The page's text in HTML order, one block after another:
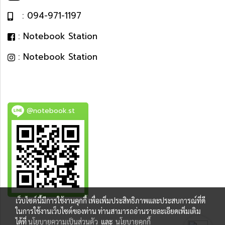
: 094-971-1197
: Notebook Station
: Notebook Station
@notebook.st
BEST DEAL
เว็บไซต์นี้มีการใช้งานคุกกี้ เพื่อเพิ่มประสิทธิภาพและประสบการณ์ที่ดี
ในการใช้งานเว็บไซต์ของท่าน ท่านสามารถอ่านรายละเอียดเพิ่มเติม
ได้ที่นโยบายความเป็นส่วนตัว และ นโยบายคุกกี้